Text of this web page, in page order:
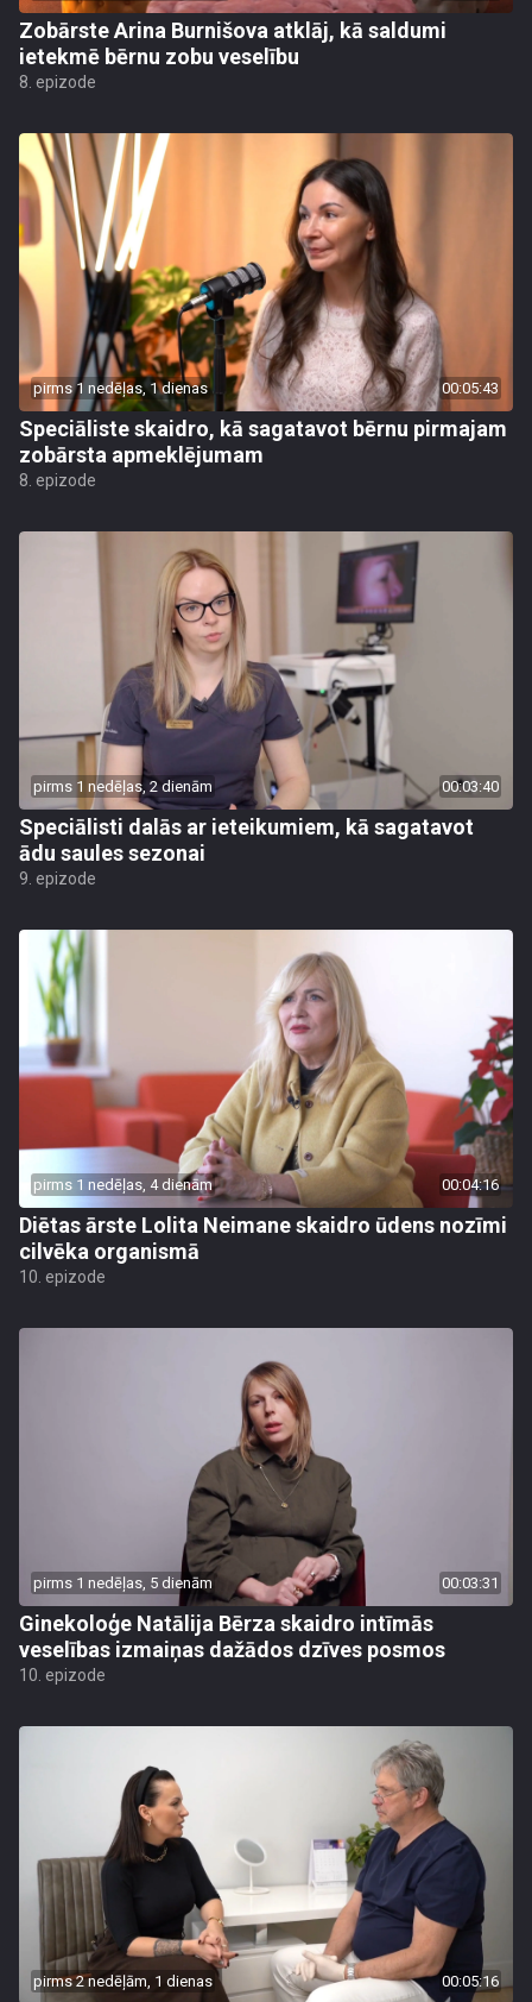
Zobārste Arina Burnišova atklāj, kā saldumi
ietekmē bērnu zobu veselību
8. epizode
pirms 1 nedēļas, 1 dienas 00:05:43
Speciāliste skaidro, kā sagatavot bērnu pirmajam
zobārsta apmeklējumam
8. epizode
pirms 1 nedēļas, 2 dienām 00:03:40
Speciālisti dalās ar ieteikumiem, kā sagatavot
ādu saules sezonai
9. epizode
pirms 1 nedēļas, 4 dienām 00:04:16
Diētas ārste Lolita Neimane skaidro ūdens nozīmi
cilvēka organismā
10. epizode
pirms 1 nedēļas, 5 dienām 00:03:31
Ginekoloģe Natālija Bērza skaidro intīmās
veselības izmaiņas dažādos dzīves posmos
10. epizode
pirms 2 nedēļām, 1 dienas 00:05:16